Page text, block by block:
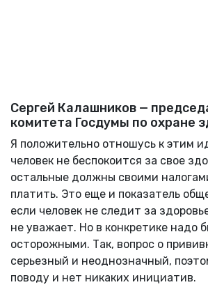
Сергей Калашников ­—
комитета Госдумы по охране
Я положительно отношусь к этим
человек не беспокоится за свое
остальные должны своими
платить. Это еще и показатель
если человек не следит за
не уважает. Но в конкретике надо
осторожными. Так, вопрос о
серьезный и неоднозначный,
поводу и нет никаких инициатив.